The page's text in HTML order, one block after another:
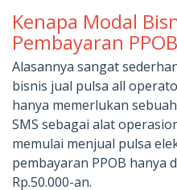
Kenapa Modal
Pembayaran
Alasannya sangat
bisnis jual pulsa all
hanya memerlukan
SMS sebagai alat
memulai menjual pulsa
pembayaran PPOB hanya
Rp.50.000-an.